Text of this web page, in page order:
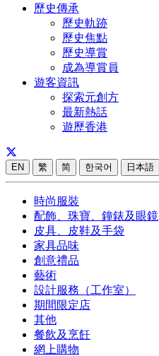
歷史傳承
歷史軌跡
歷史焦點
歷史導賞
成為導賞員
遊客資訊
探索元創方
最新熱話
遊歷香港
EN 繁 简 한국어 日本語
時尚服裝
配飾、珠寶、鐘錶及眼鏡
皮具、皮鞋及手袋
家具品味
創意禮品
藝術
設計服務（工作室）
期間限定店
其他
餐飲及烹飪
網上購物